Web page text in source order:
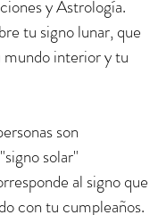
y Astrología.
tu signo lunar, que
mundo interior y tu
son
solar"
al signo que
con tu cumpleaños.